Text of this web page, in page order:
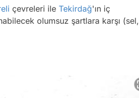
çevreleri ile Tekirdağ'ın iç
olumsuz şartlara karşı (sel,